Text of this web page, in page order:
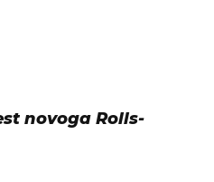
novoga Rolls-